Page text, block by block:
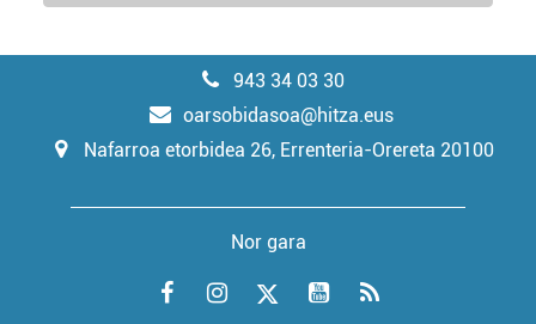
943 34 03 30
oarsobidasoa@hitza.eus
Nafarroa etorbidea 26, Errenteria-Orereta 20100
Nor gara